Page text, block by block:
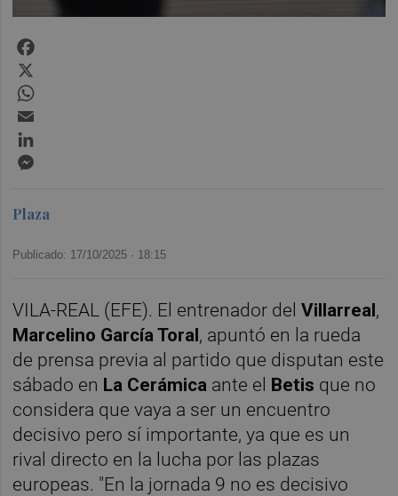
Plaza
Publicado: 17/10/2025 · 18:15
VILA-REAL (EFE). El entrenador delVillarreal,
Marcelino García Toral, apuntó en la rueda
de prensa previa al partido que disputan este
sábado en La Cerámica ante el Betis que no
considera que vaya a ser un encuentro
decisivo pero sí importante, ya que es un
rival directo en la lucha por las plazas
europeas. "En la jornada 9 no es decisivo